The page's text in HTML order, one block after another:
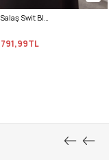
791,99TL